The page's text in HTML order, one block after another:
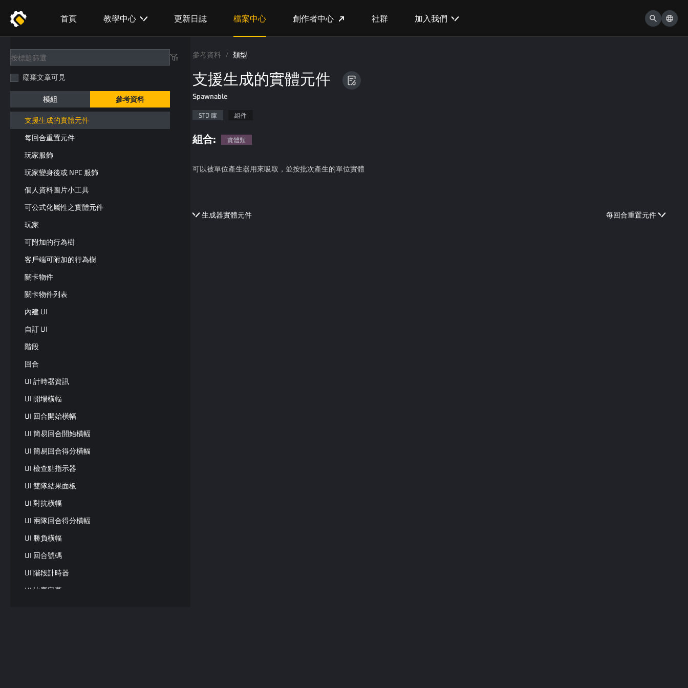
首頁 教學中心 更新日誌 檔案中心 創作者中心 社群 加入我們
廢棄文章可見
模組 參考資料
可排名實體元件
隊伍實體元件
可戰鬥實體元件
生成器實體元件
支援生成的實體元件
每回合重置元件
玩家服飾
玩家變身後或 NPC 服飾
個人資料圖片小工具
可公式化屬性之實體元件
玩家
可附加的行為樹
客戶端可附加的行為樹
關卡物件
關卡物件列表
內建 UI
自訂 UI
階段
回合
UI 計時器資訊
UI 開場橫幅
UI 回合開始橫幅
UI 簡易回合開始橫幅
UI 簡易回合得分橫幅
UI 檢查點指示器
UI 雙隊結果面板
UI 對抗橫幅
UI 兩隊回合得分橫幅
UI 勝負橫幅
UI 回合號碼
UI 階段計時器
UI 比賽字幕
參考資料 / 類型
支援生成的實體元件
Spawnable
STD 庫 組件
組合: 實體類
可以被單位產生器用來吸取，並按批次產生的單位實體
生成器實體元件 每回合重置元件